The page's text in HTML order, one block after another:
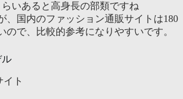
いあると高身長の部類ですね
、国内のファッション通販サイトは180
ので、比較的参考になりやすいです。
ル
イト